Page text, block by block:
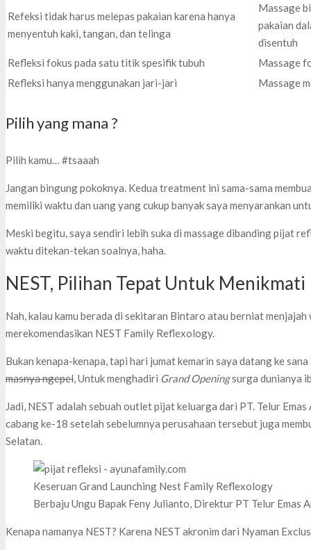
Refeksi tidak harus melepas pakaian karena hanya
menyentuh kaki, tangan, dan telinga
Massage
pakaian
disentuh
Refleksi fokus pada satu titik spesifik tubuh
Massage
Refleksi hanya menggunakan jari-jari
Massage
Pilih yang mana ?
Pilih kamu… #tsaaah
Jangan bingung pokoknya. Kedua treatment ini sama-sama
memiliki waktu dan uang yang cukup banyak saya menyarankan
Meski begitu, saya sendiri lebih suka di massage dibanding pijat
waktu ditekan-tekan soalnya, haha.
NEST, Pilihan Tepat Untuk
Nah, kalau kamu berada di sekitaran Bintaro atau berniat
merekomendasikan NEST Family Reflexology.
Bukan kenapa-kenapa, tapi hari jumat kemarin saya datang ke
masnya ngepel , Untuk menghadiri Grand Openingsurga dunianya
Jadi, NEST adalah sebuah outlet pijat keluarga dari PT. Telur
cabang ke-18 setelah sebelumnya perusahaan tersebut juga
Selatan.
Keseruan Grand Launching Nest Family Reflexology
Berbaju Ungu Bapak Feny Julianto, Direktur PT Telur Emas
Kenapa namanya NEST? Karena NEST akronim dari Nyaman